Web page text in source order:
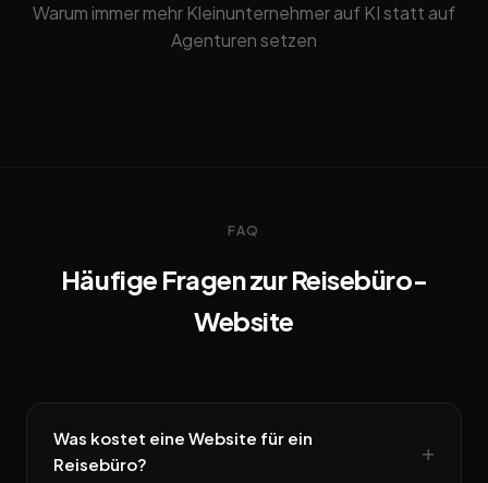
Warum immer mehr Kleinunternehmer auf KI statt auf
Agenturen setzen
FAQ
Häufige Fragen zur Reisebüro-
Website
Was kostet eine Website für ein
Reisebüro?